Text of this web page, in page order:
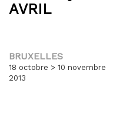
AVRIL
BRUXELLES
18 octobre > 10 novembre
2013